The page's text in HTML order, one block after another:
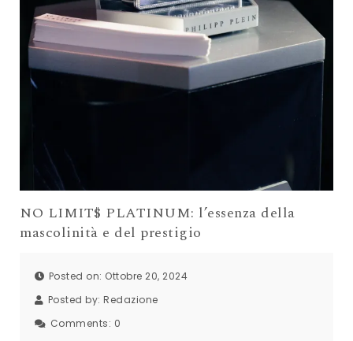
NO LIMIT$ PLATINUM: l’essenza della
mascolinità e del prestigio
Posted on: Ottobre 20, 2024
Posted by: Redazione
Comments: 0